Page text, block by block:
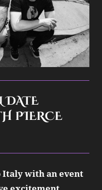
DATE
PIERCE
Italy with an event